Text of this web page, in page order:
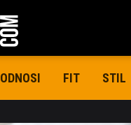
ODNOSI FIT STIL